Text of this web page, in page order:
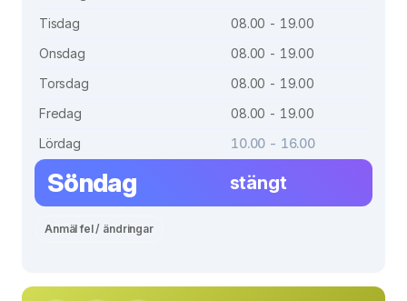
Tisdag
08.00 - 19.00
Onsdag
08.00 - 19.00
Torsdag
08.00 - 19.00
Fredag
08.00 - 19.00
Lördag
10.00 - 16.00
Söndag stängt
Anmäl fel / ändringar